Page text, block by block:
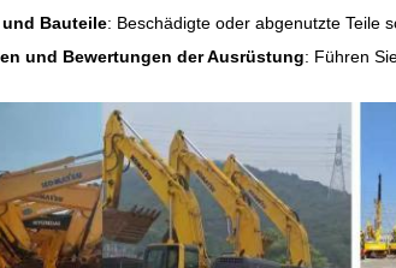
Bauteile: Beschädigte oder abgenutzte Teile
und Bewertungen der Ausrüstung: Führen